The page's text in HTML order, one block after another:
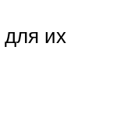
для их